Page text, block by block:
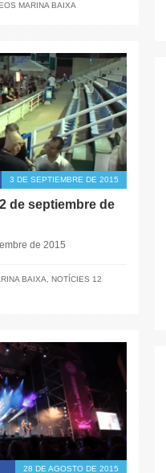
MARINA BAIXA
3 DE SEPTIEMBRE DE 2015
de septiembre de
de 2015
BAIXA
NOTÍCIES 12
28 DE AGOSTO DE 2015